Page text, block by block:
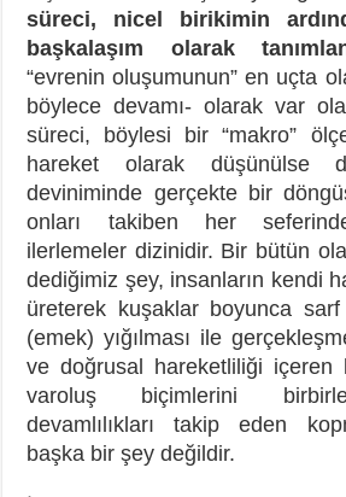
süreci, nicel birikimin
başkalaşım olarak
“evrenin oluşumunun” en uçta
böylece devamı- olarak var
süreci, böylesi bir “makro”
hareket olarak düşünülse
deviniminde gerçekte bir
onları takiben her
ilerlemeler dizinidir. Bir bütün
dediğimiz şey, insanların kendi
üreterek kuşaklar boyunca
(emek) yığılması ile
ve doğrusal hareketliliği içeren
varoluş biçimlerini
devamlılıkları takip eden
başka bir şey değildir.